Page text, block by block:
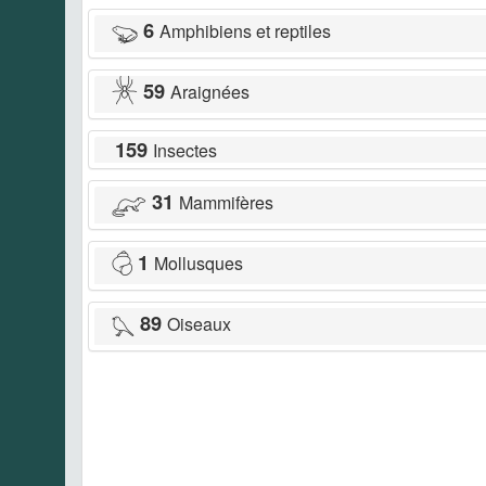
6 Amphibiens et reptiles
59 Araignées
159 Insectes
31 Mammifères
1 Mollusques
89 Oiseaux